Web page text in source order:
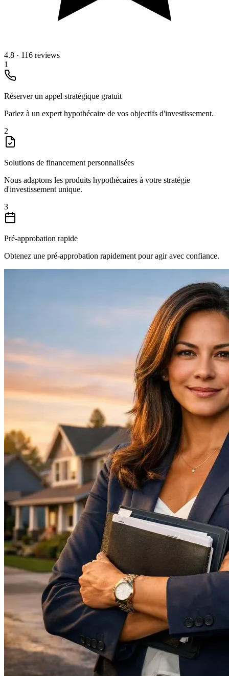
4.8 · 116 reviews
1
Réserver un appel stratégique gratuit
Parlez à un expert hypothécaire de vos objectifs d'investissement.
2
Solutions de financement personnalisées
Nous adaptons les produits hypothécaires à votre stratégie
d'investissement unique.
3
Pré-approbation rapide
Obtenez une pré-approbation rapidement pour agir avec confiance.